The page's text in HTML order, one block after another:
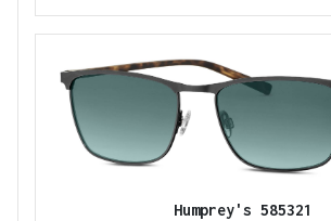
Humprey's 585321